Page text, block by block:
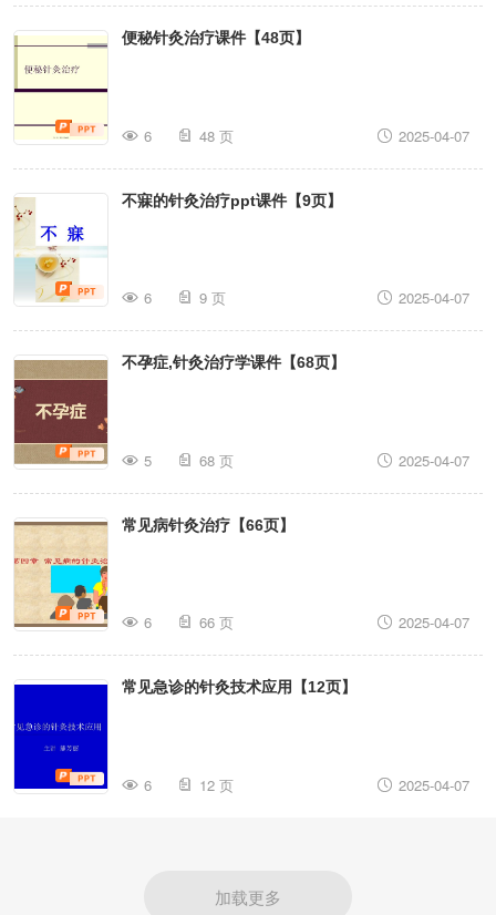
便秘针灸治疗课件【48页】
6 48 页 2025-04-07
不寐的针灸治疗ppt课件【9页】
6 9 页 2025-04-07
不孕症,针灸治疗学课件【68页】
5 68 页 2025-04-07
常见病针灸治疗【66页】
6 66 页 2025-04-07
常见急诊的针灸技术应用【12页】
6 12 页 2025-04-07
加载更多